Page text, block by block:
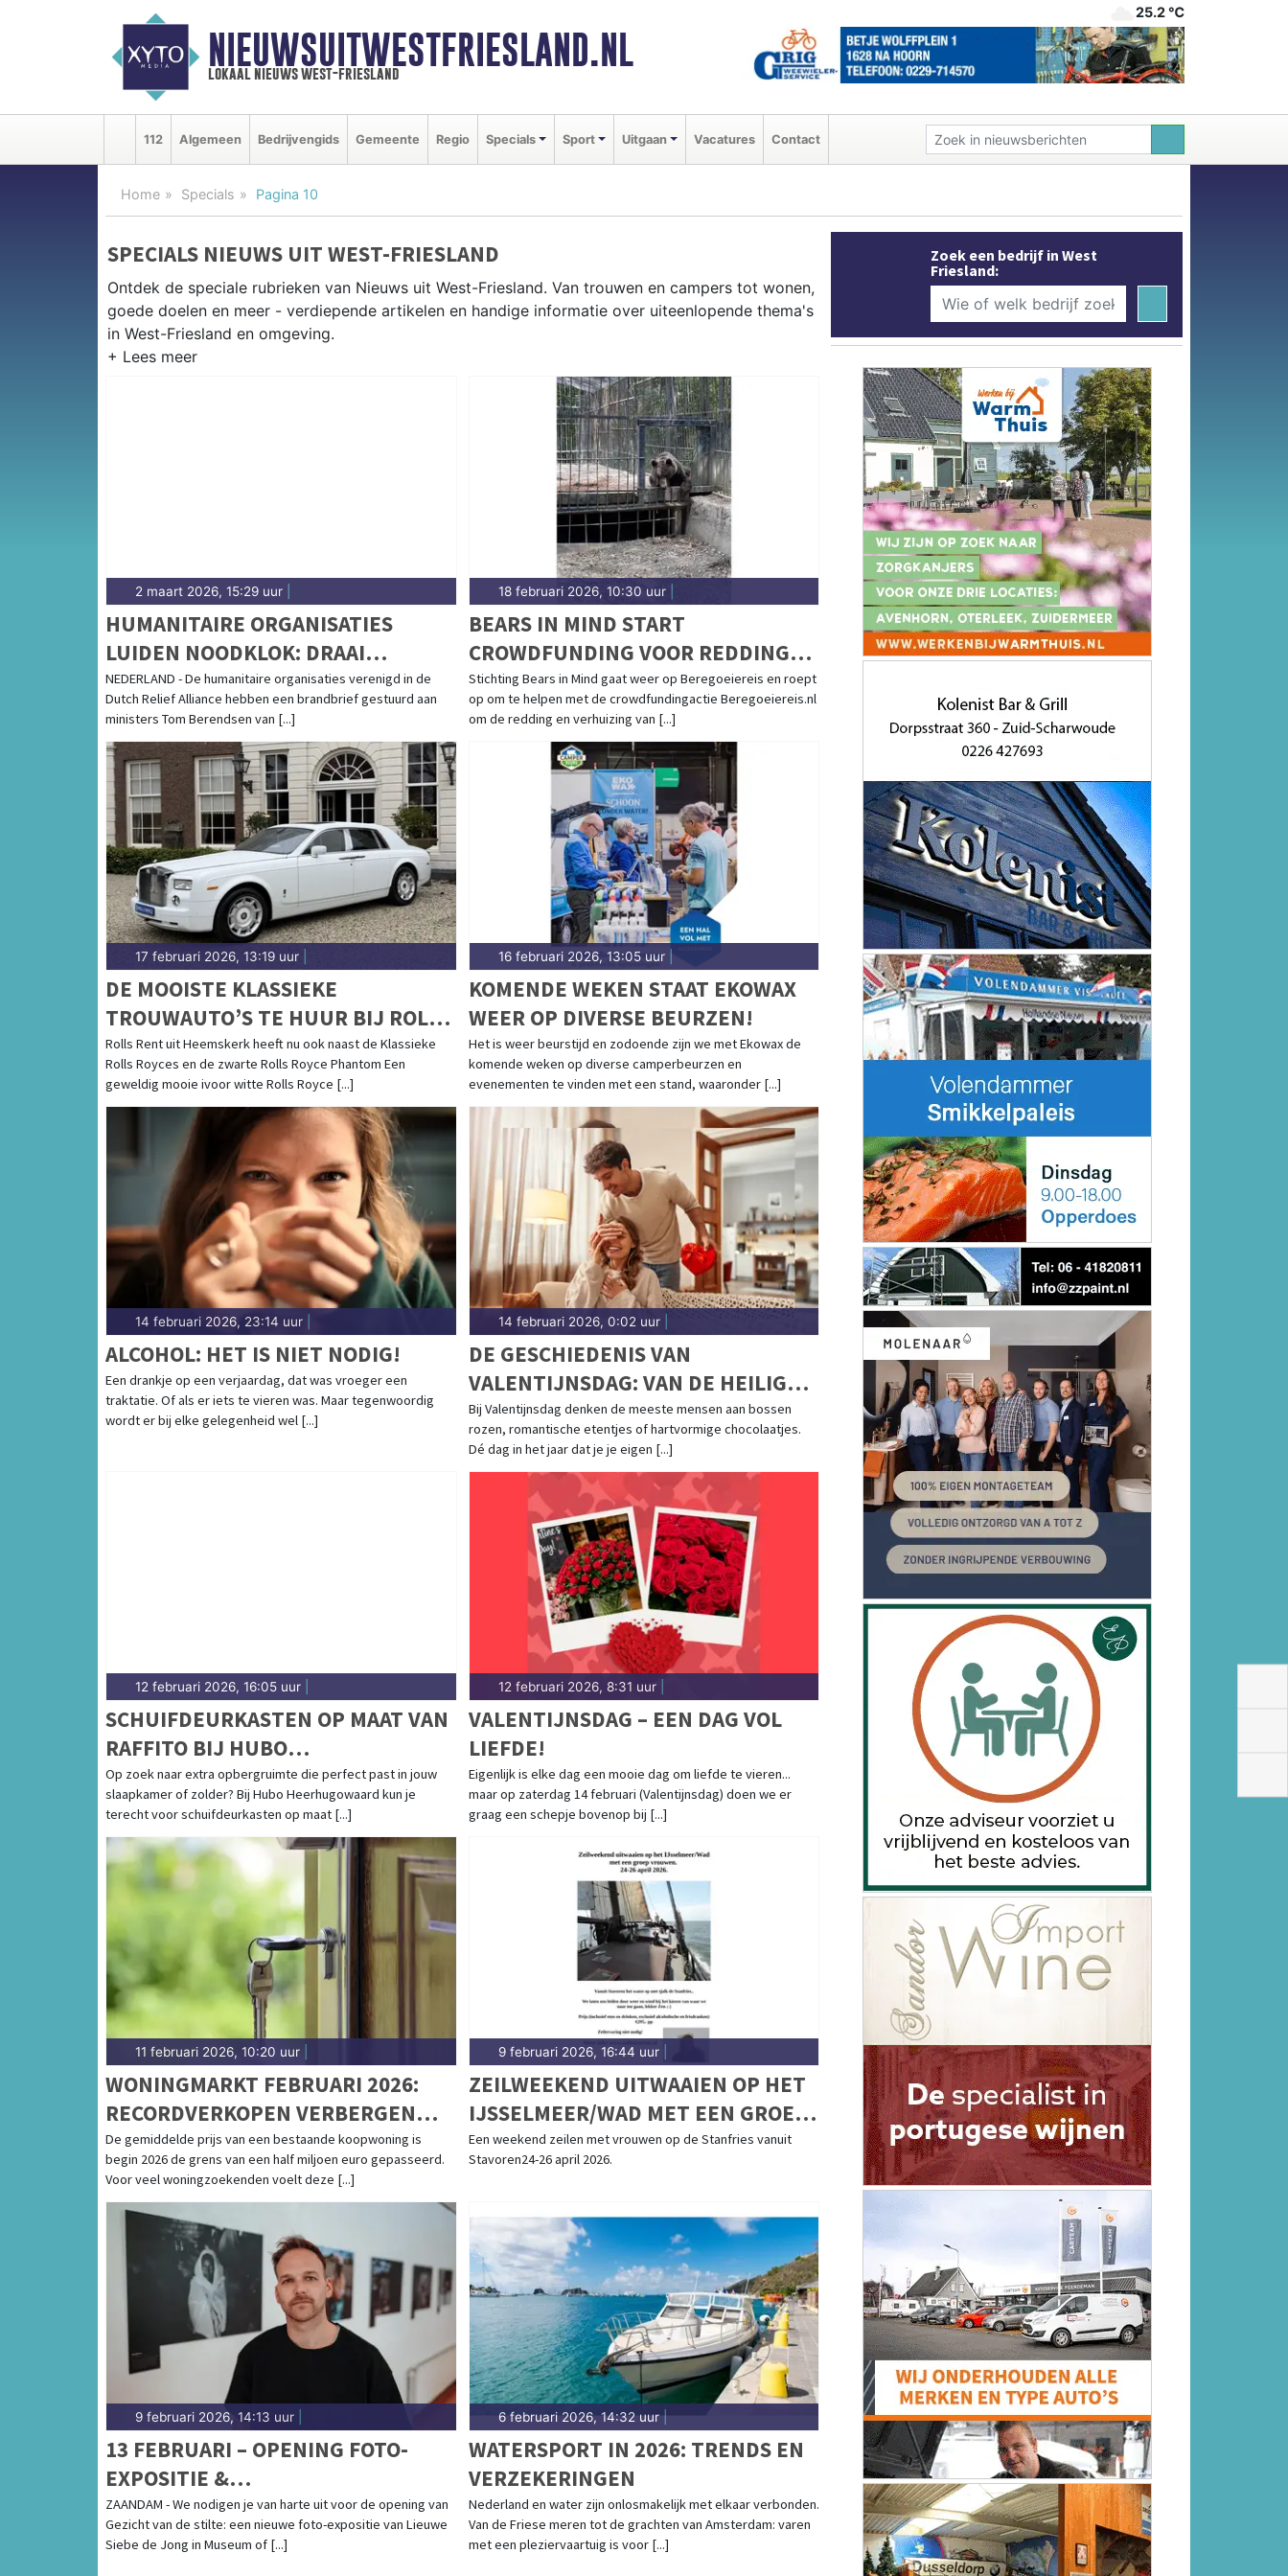
NIEUWSUITWESTFRIESLAND.NL
lokaal nieuws west-friesland
25.2 ℃
112 Algemeen Bedrijvengids Gemeente Regio Specials Sport Uitgaan Vacatures Contact
Home Specials Pagina 10
SPECIALS NIEUWS UIT WEST-FRIESLAND
Ontdek de speciale rubrieken van Nieuws uit West-Friesland. Van trouwen en campers tot wonen,
goede doelen en meer - verdiepende artikelen en handige informatie over uiteenlopende thema's
in West-Friesland en omgeving.
2 maart 2026, 15:29 uur
HUMANITAIRE ORGANISATIES
LUIDEN NOODKLOK: DRAAI
SLUITING AMBASSADE ZUID-
SOEDAN TERUG
NEDERLAND - De humanitaire organisaties verenigd in de
Dutch Relief Alliance hebben een brandbrief gestuurd aan
ministers Tom Berendsen van [...]
18 februari 2026, 10:30 uur|
BEARS IN MIND START
CROWDFUNDING VOOR REDDING
BRUINE BEREN CINDY EN FELIPE
UIT AZERBEIDZJAN
Stichting Bears in Mind gaat weer op Beregoeiereis en roept
op om te helpen met de crowdfundingactie Beregoeiereis.nl
om de redding en verhuizing van [...]
17 februari 2026, 13:19 uur
DE MOOISTE KLASSIEKE
TROUWAUTO’S TE HUUR BIJ ROLLS
RENT
Rolls Rent uit Heemskerk heeft nu ook naast de Klassieke
Rolls Royces en de zwarte Rolls Royce Phantom Een
geweldig mooie ivoor witte Rolls Royce [...]
16 februari 2026, 13:05 uur|
KOMENDE WEKEN STAAT EKOWAX
WEER OP DIVERSE BEURZEN!
Het is weer beurstijd en zodoende zijn we met Ekowax de
komende weken op diverse camperbeurzen en
evenementen te vinden met een stand, waaronder [...]
14 februari 2026, 23:14 uur
ALCOHOL: HET IS NIET NODIG!
Een drankje op een verjaardag, dat was vroeger een
traktatie. Of als er iets te vieren was. Maar tegenwoordig
wordt er bij elke gelegenheid wel [...]
14 februari 2026, 0:02 uur|
DE GESCHIEDENIS VAN
VALENTIJNSDAG: VAN DE HEILIGE
SINT VALENTIJN TOT
COMMERCIEEL LIEFDESFEEST
Bij Valentijnsdag denken de meeste mensen aan bossen
rozen, romantische etentjes of hartvormige chocolaatjes.
Dé dag in het jaar dat je je eigen [...]
12 februari 2026, 16:05 uur
SCHUIFDEURKASTEN OP MAAT VAN
RAFFITO BIJ HUBO
HEERHUGOWAARD
Op zoek naar extra opbergruimte die perfect past in jouw
slaapkamer of zolder? Bij Hubo Heerhugowaard kun je
terecht voor schuifdeurkasten op maat [...]
12 februari 2026, 8:31 uur|
VALENTIJNSDAG – EEN DAG VOL
LIEFDE!
Eigenlijk is elke dag een mooie dag om liefde te vieren...
maar op zaterdag 14 februari (Valentijnsdag) doen we er
graag een schepje bovenop bij [...]
11 februari 2026, 10:20 uur
WONINGMARKT FEBRUARI 2026:
RECORDVERKOPEN VERBERGEN
DIEPER LIGGEND PROBLEEM
De gemiddelde prijs van een bestaande koopwoning is
begin 2026 de grens van een half miljoen euro gepasseerd.
Voor veel woningzoekenden voelt deze [...]
9 februari 2026, 16:44 uur|
ZEILWEEKEND UITWAAIEN OP HET
IJSSELMEER/WAD MET EEN GROEP
VROUWEN
Een weekend zeilen met vrouwen op de Stanfries vanuit
Stavoren24-26 april 2026.
9 februari 2026, 14:13 uur
13 FEBRUARI – OPENING FOTO-
EXPOSITIE &
DOCUMENTAIREAVOND | MUSEUM
OF HUMANITY
ZAANDAM - We nodigen je van harte uit voor de opening van
Gezicht van de stilte: een nieuwe foto-expositie van Lieuwe
Siebe de Jong in Museum of [...]
6 februari 2026, 14:32 uur|
WATERSPORT IN 2026: TRENDS EN
VERZEKERINGEN
Nederland en water zijn onlosmakelijk met elkaar verbonden.
Van de Friese meren tot de grachten van Amsterdam: varen
met een pleziervaartuig is voor [...]
Zoek een bedrijf in West
Friesland: